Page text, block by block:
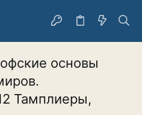
основы
Тамплиеры,